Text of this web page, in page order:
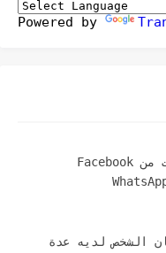
Powered by
كيفية إرسال صوت من Facebook
الشخص لديه عدة